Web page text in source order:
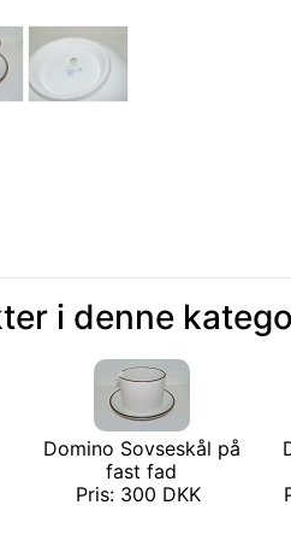
i denne
Domino Sovseskål på
fast fad
Pris: 300 DKK